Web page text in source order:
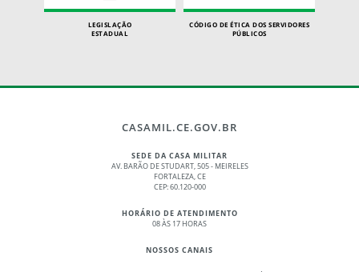
LEGISLAÇÃO
ESTADUAL
CÓDIGO DE ÉTICA DOS SERVIDORES
PÚBLICOS
CASAMIL.CE.GOV.BR
SEDE DA CASA MILITAR
AV. BARÃO DE STUDART, 505 - MEIRELES
FORTALEZA, CE
CEP: 60.120-000
HORÁRIO DE ATENDIMENTO
08 ÀS 17 HORAS
NOSSOS CANAIS